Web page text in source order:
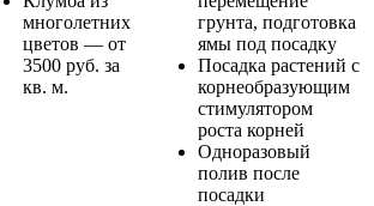
многолетних
цветов — от
3500 руб. за
кв. м.
грунта, подготовка
ямы под посадку
Посадка растений с
корнеобразующим
стимулятором
роста корней
Одноразовый
полив после
посадки